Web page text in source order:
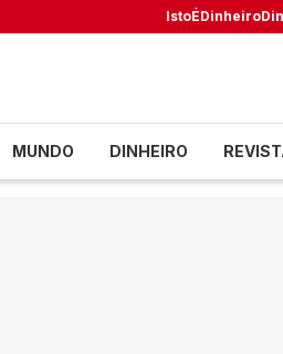
IstoÉDinheiro
MUNDO DINHEIRO